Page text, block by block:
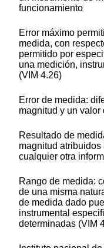
funcionamiento
Error máximo
medida, con
permitido por
una medición,
(VIM 4.26)
Error de medida:
magnitud y un valor
Resultado de
magnitud
cualquier otra
Rango de medida:
de una misma
de medida dado
instrumental
determinadas (VIM